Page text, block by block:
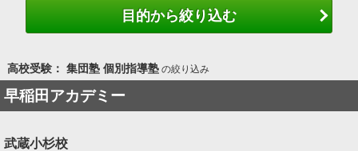
目的から絞り込む
高校受験： 集団塾 個別指導塾の絞り込み
早稲田アカデミー
武蔵小杉校